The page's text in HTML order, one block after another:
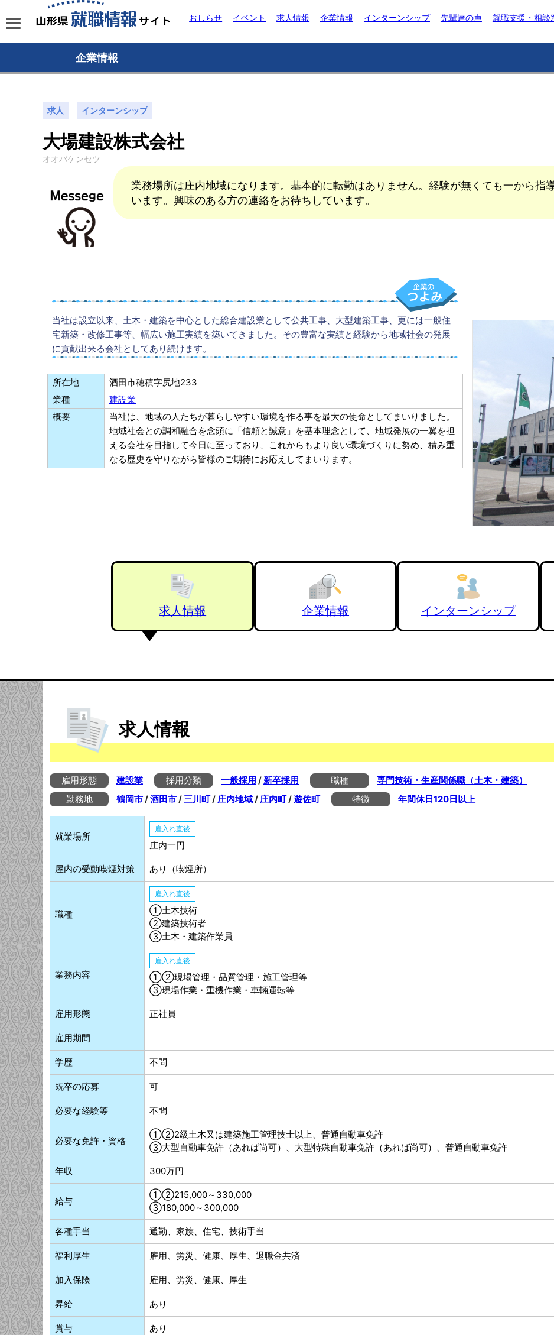
おしらせ イベント 求人情報 企業情報 インターンシップ 先輩達の声 就職支援・相談
企業情報
求人 インターンシップ
大場建設株式会社
オオバケンセツ
業務場所は庄内地域になります。基本的に転勤はありません。経験が無くても一から指
います。興味のある方の連絡をお待ちしています。
当社は設立以来、土木・建築を中心とした総合建設業として公共工事、大型建築工事、更には一般住
宅新築・改修工事等、幅広い施工実績を築いてきました。その豊富な実績と経験から地域社会の発展
に貢献出来る会社としてあり続けます。
所在地
酒田市穂積字尻地233
業種
建設業
概要
当社は、地域の人たちが暮らしやすい環境を作る事を最大の使命としてまいりました。
地域社会との調和融合を念頭に「信頼と誠意」を基本理念として、地域発展の一翼を担
える会社を目指して今日に至っており、これからもより良い環境づくりに努め、積み重
なる歴史を守りながら皆様のご期待にお応えしてまいります。
求人情報 企業情報 インターンシップ
求人情報
雇用形態 建設業 採用分類 一般採用 /新卒採用 職種
専門技術・生産関係職（土木・建築）
勤務地
鶴岡市/酒田市/三川町/庄内地域/庄内町/遊佐町 特徴 年間休日120日以上
就業場所
雇入れ直後
庄内一円
屋内の受動喫煙対策 あり（喫煙所）
職種
雇入れ直後
①土木技術
②建築技術者
③土木・建築作業員
業務内容
雇入れ直後
①②現場管理・品質管理・施工管理等
③現場作業・重機作業・車輛運転等
雇用形態 正社員
雇用期間
学歴 不問
既卒の応募 可
必要な経験等 不問
必要な免許・資格
①②2級土木又は建築施工管理技士以上、普通自動車免許
③大型自動車免許（あれば尚可）、大型特殊自動車免許（あれば尚可）、普通自動車免許
年収 300万円
給与
①②215,000～330,000
③180,000～300,000
各種手当 通勤、家族、住宅、技術手当
福利厚生 雇用、労災、健康、厚生、退職金共済
加入保険 雇用、労災、健康、厚生
昇給 あり
賞与 あり